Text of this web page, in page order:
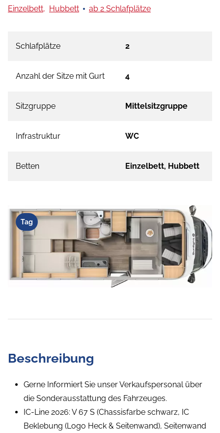
Einzelbett, Hubbett ab 2 Schlafplätze
Schlafplätze 2
Anzahl der Sitze mit Gurt 4
Sitzgruppe Mittelsitzgruppe
Infrastruktur WC
Betten Einzelbett, Hubbett
Tag
Beschreibung
Gerne Informiert Sie unser Verkaufspersonal über
die Sonderausstattung des Fahrzeuges.
IC-Line 2026: V 67 S (Chassisfarbe schwarz, IC
Beklebung (Logo Heck & Seitenwand), Seitenwand